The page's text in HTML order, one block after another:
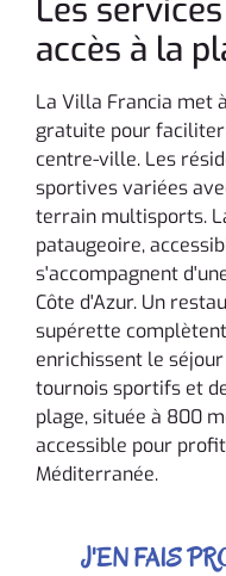
Les
accès à la
La Villa Francia met
gratuite pour
centre-ville. Les
sportives variées
terrain multisports.
pataugeoire,
s'accompagnent
Côte d'Azur. Un
supérette
enrichissent le
tournois sportifs et
plage, située à 800
accessible pour
Méditerranée.
J'EN FAIS